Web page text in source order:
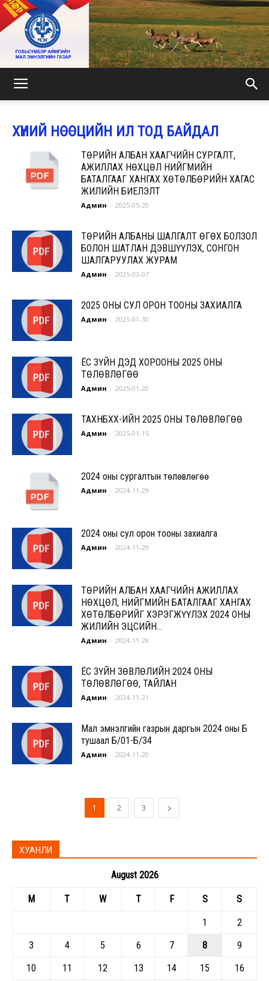
ЭМНЭЛГИЙН
ГАЗАР
ХҮНИЙ НӨӨЦИЙН ИЛ ТОД БАЙДАЛ
ТӨРИЙН АЛБАН ХААГЧИЙН СУРГАЛТ,
АЖИЛЛАХ НӨХЦӨЛ НИЙГМИЙН
БАТАЛГААГ ХАНГАХ ХӨТӨЛБӨРИЙН ХАГАС
ЖИЛИЙН БИЕЛЭЛТ
Админ - 2025-05-20
ТӨРИЙН АЛБАНЫ ШАЛГАЛТ ӨГӨХ БОЛЗОЛ
БОЛОН ШАТЛАН ДЭВШҮҮЛЭХ, СОНГОН
ШАЛГАРУУЛАХ ЖУРАМ
Админ - 2025-03-07
2025 ОНЫ СУЛ ОРОН ТООНЫ ЗАХИАЛГА
Админ - 2025-01-30
ЁС ЗҮЙН ДЭД ХОРООНЫ 2025 ОНЫ
ТӨЛӨВЛӨГӨӨ
Админ - 2025-01-20
ТАХНБХХ-ИЙН 2025 ОНЫ ТӨЛӨВЛӨГӨӨ
Админ - 2025-01-15
2024 оны сургалтын төлөвлөгөө
Админ - 2024-11-29
2024 оны сул орон тооны захиалга
Админ - 2024-11-29
ТӨРИЙН АЛБАН ХААГЧИЙН АЖИЛЛАХ
НӨХЦӨЛ, НИЙГМИЙН БАТАЛГААГ ХАНГАХ
ХӨТӨЛБӨРИЙГ ХЭРЭГЖҮҮЛЭХ 2024 ОНЫ
ЖИЛИЙН ЭЦСИЙН...
Админ - 2024-11-28
ЁС ЗҮЙН ЗӨВЛӨЛИЙН 2024 ОНЫ
ТӨЛӨВЛӨГӨӨ, ТАЙЛАН
Админ - 2024-11-21
Мал эмнэлгийн газрын даргын 2024 оны Б
тушаал Б/01-Б/34
Админ - 2024-11-20
1 2 3
ХУАНЛИ
August 2026
M T W T F S S
1
2
3
4 5 6 7 8
9
10
11 12 13 14 15
16